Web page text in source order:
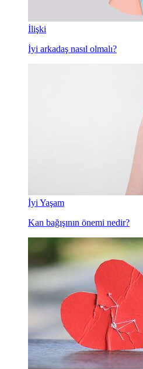
İlişki
İyi arkadaş nasıl olmalı?
İyi Yaşam
Kan bağışının önemi nedir?